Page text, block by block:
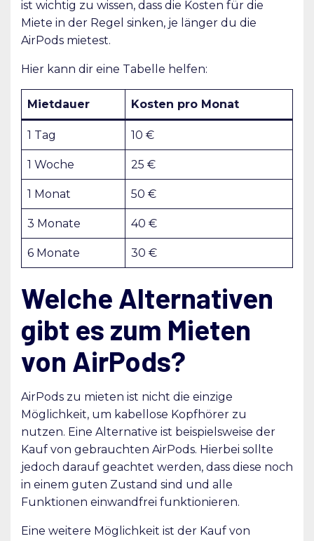
ist wichtig zu wissen, dass die Kosten für die
Miete in der Regel sinken, je länger du die
AirPods mietest.
Hier kann dir eine Tabelle helfen:
Mietdauer Kosten pro Monat
1 Tag 10 €
1 Woche 25 €
1 Monat 50 €
3 Monate 40 €
6 Monate 30 €
Welche Alternativen
gibt es zum Mieten
von AirPods?
AirPods zu mieten ist nicht die einzige
Möglichkeit, um kabellose Kopfhörer zu
nutzen. Eine Alternative ist beispielsweise der
Kauf von gebrauchten AirPods. Hierbei sollte
jedoch darauf geachtet werden, dass diese noch
in einem guten Zustand sind und alle
Funktionen einwandfrei funktionieren.
Eine weitere Möglichkeit ist der Kauf von